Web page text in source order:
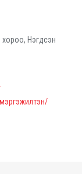
хороо, Нэгдсэн